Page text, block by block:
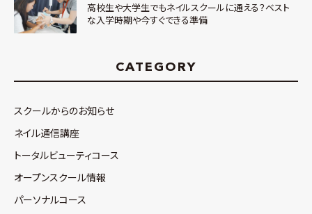
高校生や大学生でもネイルスクールに通える？ベスト
な入学時期や今すぐできる準備
CATEGORY
スクールからのお知らせ
ネイル通信講座
トータルビューティコース
オープンスクール情報
パーソナルコース